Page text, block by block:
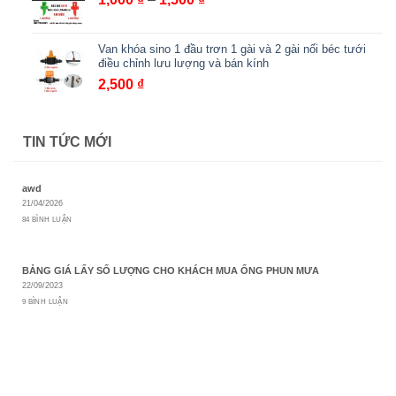
1,000 ₫
đến
Van khóa sino 1 đầu trơn 1 gài và 2 gài nối béc tưới
điều chỉnh lưu lượng và bán kính
2,500 ₫
TIN TỨC MỚI
awd
21/04/2026
84 BÌNH LUẬN
BẢNG GIÁ LẤY SỐ LƯỢNG CHO KHÁCH MUA ỐNG PHUN MƯA
22/09/2023
9 BÌNH LUẬN